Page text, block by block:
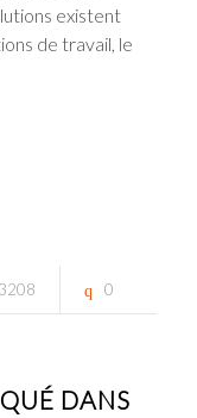
existent
de travail, le
3208 0
DANS